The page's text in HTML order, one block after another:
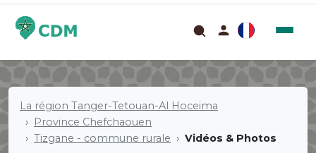
La région Tanger-Tetouan-Al Hoceima
Province Chefchaouen
Tizgane - commune rurale
Vidéos & Photos